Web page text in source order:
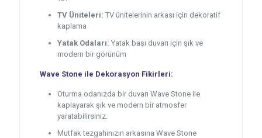
TV Üniteleri: TV ünitelerinin arkası için dekoratif
kaplama
Yatak Odaları: Yatak başı duvarı için şık ve
modern bir görünüm
Wave Stone ile Dekorasyon Fikirleri:
Oturma odanızda bir duvarı Wave Stone ile
kaplayarak şık ve modern bir atmosfer
yaratabilirsiniz.
Mutfak tezgahınızın arkasına Wave Stone